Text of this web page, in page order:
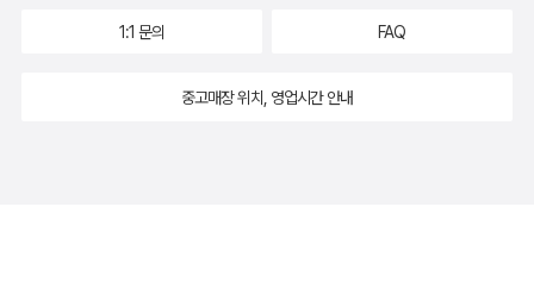
1:1 문의 FAQ
중고매장 위치, 영업시간 안내